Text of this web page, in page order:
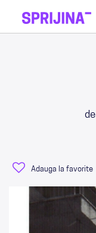
de
Adauga la favorite